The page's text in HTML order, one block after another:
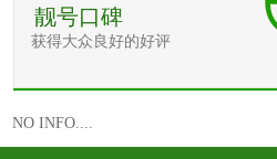
靓号口碑
获得大众良好的好评
NO INFO....